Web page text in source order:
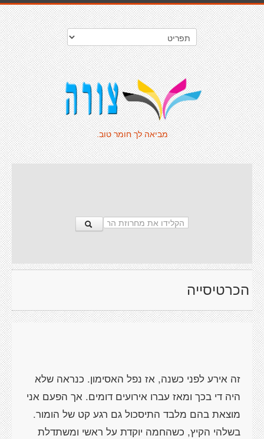
מביאה לך חומר טוב.
הכרטיסייה
זה אירע לפני כשנה, אז נפל האסימון. כנראה שלא
היה די בכך ומאז עברו אירועים דומים. אך הפעם אני
מוצאת בהם מלבד התיסכול גם רגע קט של הומור.
בשלהי הקיץ, כשהחמה יוקדת על ראשי ומשתדלת